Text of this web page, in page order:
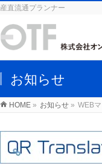
産直流通プランナー
お知らせ
HOME » お知らせ » WEB